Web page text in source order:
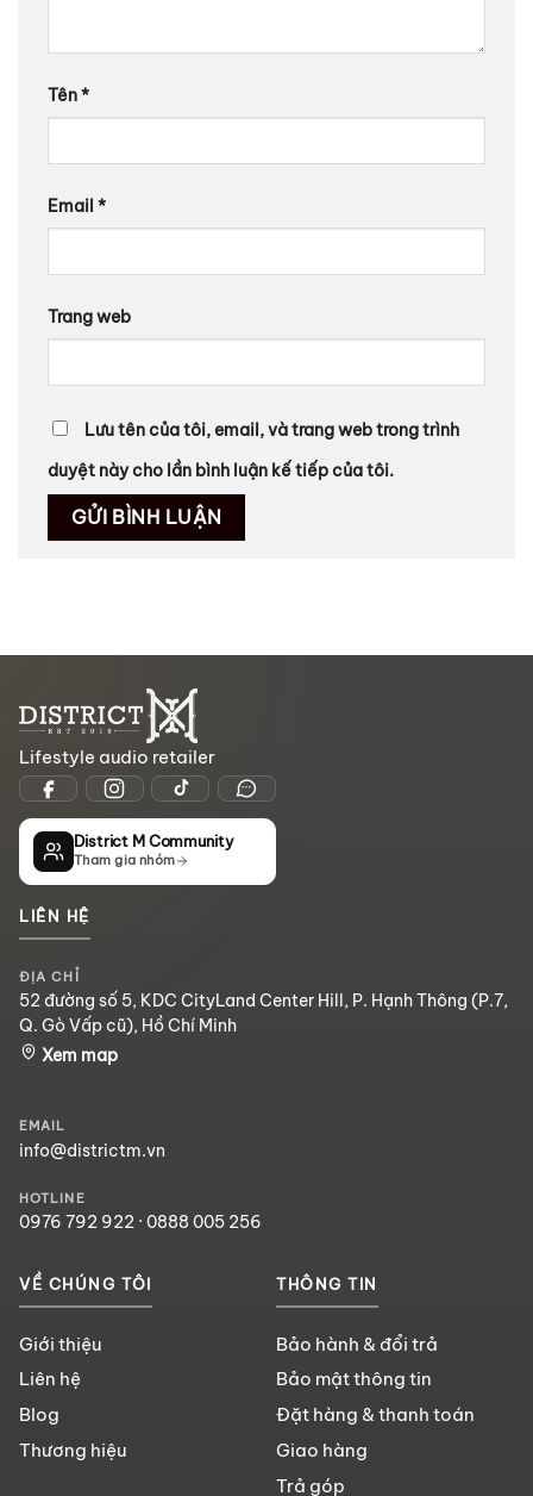
Tên*
Email *
Trang web
Lưu tên của tôi, email, và trang web trong trình
duyệt này cho lần bình luận kế tiếp của tôi.
Lifestyle audio retailer
District M Community
Tham gia nhóm
LIÊN HỆ
ĐỊA CHỈ
52 đường số 5, KDC CityLand Center Hill, P. Hạnh Thông (P.7,
Q. Gò Vấp cũ), Hồ Chí Minh
Xem map
EMAIL
info@districtm.vn
HOTLINE
0976 792 922 · 0888 005 256
VỀ CHÚNG TÔI
Giới thiệu
Liên hệ
Blog
Thương hiệu
THÔNG TIN
Bảo hành & đổi trả
Bảo mật thông tin
Đặt hàng & thanh toán
Giao hàng
Trả góp